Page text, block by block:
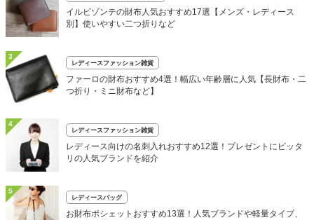
イルビゾンテの財布人気おすすめ17選【メンズ・レディース
別】使いやすい二つ折りなど
3
レディースファッション雑貨
ファーロの財布おすすめ4選！幅広い年齢層に人気【長財布・二
つ折り・ミニ財布など】
4
レディースファッション雑貨
レディース向けの名刺入れおすすめ12選！プレゼントにピッタ
リの人気ブランドを紹介
5
レディースバッグ
お財布ポシェットおすすめ13選！人気ブランドや軽量タイプ、